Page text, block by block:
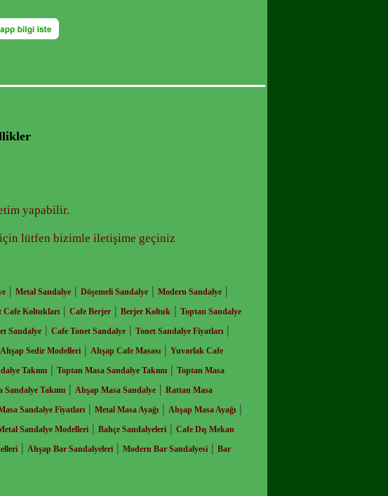
yapabilir.
lütfen bizimle iletişime geçiniz
| Metal Sandalye | Döşemeli Sandalye | Modern Sandalye |
Cafe Koltukları | Cafe Berjer | Berjer Koltuk | Toptan Sandalye
Sandalye | Cafe Tonet Sandalye | Tonet Sandalye Fiyatları |
Ahşap Sedir Modelleri | Ahşap Cafe Masası | Yuvarlak Cafe
Takımı | Toptan Masa Sandalye Takımı | Toptan Masa
Takımı | Ahşap Masa Sandalye | Rattan Masa
Sandalye Fiyatları | Metal Masa Ayağı | Ahşap Masa Ayağı |
Sandalye Modelleri | Bahçe Sandalyeleri | Cafe Dış Mekan
| Ahşap Bar Sandalyeleri | Modern Bar Sandalyesi | Bar